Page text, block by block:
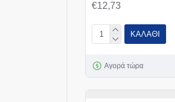
€12,73
ΚΑΛΆΘΙ
Αγορά τώρα